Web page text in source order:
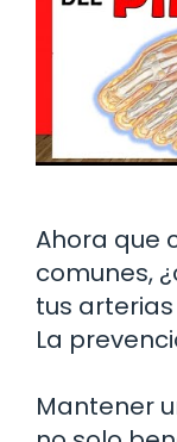
Ahora que
comunes,
tus
La
Mantener